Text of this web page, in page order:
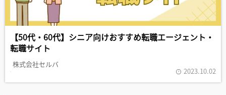
【50代・60代】シニア向けおすすめ転職エージェント・
転職サイト
2023.10.02
株式会社セルバ